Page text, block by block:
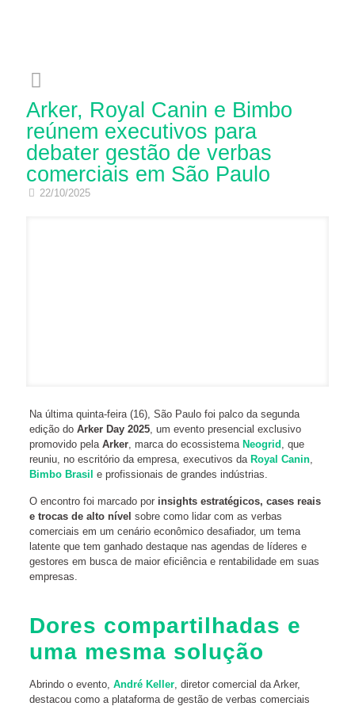
Arker, Royal Canin e Bimbo
reúnem executivos para
debater gestão de verbas
comerciais em São Paulo
22/10/2025
Na última quinta-feira (16), São Paulo foi palco da segunda
edição do Arker Day 2025, um evento presencial exclusivo
promovido pela Arker, marca do ecossistema Neogrid , que
reuniu, no escritório da empresa, executivos da Royal Canin,
Bimbo Brasil e profissionais de grandes indústrias.
O encontro foi marcado por insights estratégicos, cases reais
e trocas de alto nível sobre como lidar com as verbas
comerciais em um cenário econômico desafiador, um tema
latente que tem ganhado destaque nas agendas de líderes e
gestores em busca de maior eficiência e rentabilidade em suas
empresas.
Dores compartilhadas e
uma mesma solução
Abrindo o evento, André Keller, diretor comercial da Arker,
destacou como a plataforma de gestão de verbas comerciais